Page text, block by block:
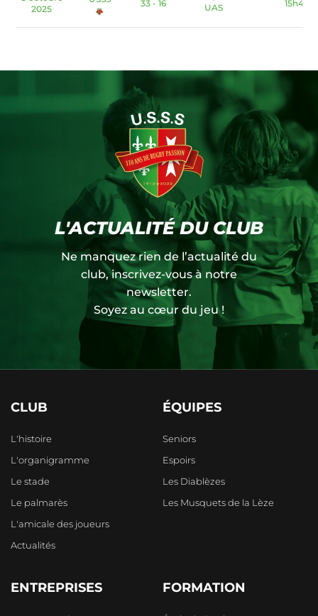
2025
33 - 16 UAS 15h45
L'ACTUALITÉ DU CLUB
Ne manquez rien de l’actualité du
club, inscrivez-vous à notre
newsletter.
Soyez au cœur du jeu !
CLUB
L'histoire
L'organigramme
Le stade
Le palmarès
L'amicale des joueurs
Actualités
ÉQUIPES
Seniors
Espoirs
Les Diablèzes
Les Musquets de la Lèze
ENTREPRISES FORMATION